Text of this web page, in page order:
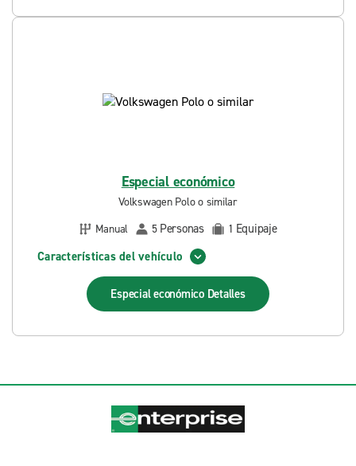
Especial económico
Volkswagen Polo o similar
Manual
5 Personas 1 Equipaje
Características del vehículo
Especial económico Detalles